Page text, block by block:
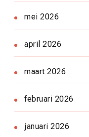
mei 2026
april 2026
maart 2026
februari 2026
januari 2026